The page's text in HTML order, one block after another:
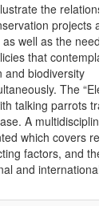
the
projects
well as the need
that
and biodiversity
The “Elé”
talking parrots
A
which covers
factors, and the
and international